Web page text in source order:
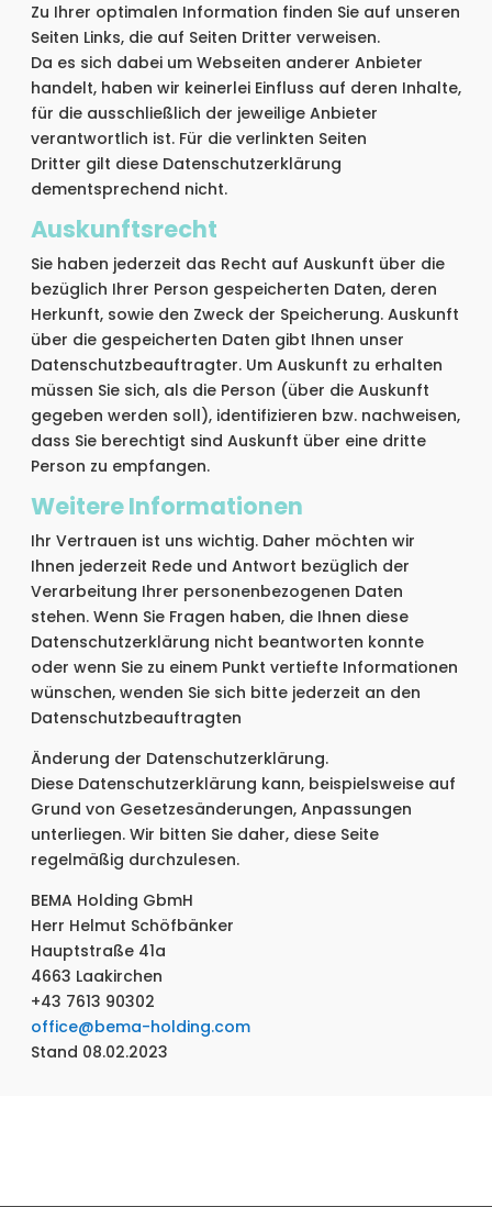
Zu Ihrer optimalen Information finden Sie auf unseren
Seiten Links, die auf Seiten Dritter verweisen.
Da es sich dabei um Webseiten anderer Anbieter
handelt, haben wir keinerlei Einfluss auf deren Inhalte,
für die ausschließlich der jeweilige Anbieter
verantwortlich ist. Für die verlinkten Seiten
Dritter gilt diese Datenschutzerklärung
dementsprechend nicht.
Auskunftsrecht
Sie haben jederzeit das Recht auf Auskunft über die
bezüglich Ihrer Person gespeicherten Daten, deren
Herkunft, sowie den Zweck der Speicherung. Auskunft
über die gespeicherten Daten gibt Ihnen unser
Datenschutzbeauftragter. Um Auskunft zu erhalten
müssen Sie sich, als die Person (über die Auskunft
gegeben werden soll), identifizieren bzw. nachweisen,
dass Sie berechtigt sind Auskunft über eine dritte
Person zu empfangen.
Weitere Informationen
Ihr Vertrauen ist uns wichtig. Daher möchten wir
Ihnen jederzeit Rede und Antwort bezüglich der
Verarbeitung Ihrer personenbezogenen Daten
stehen. Wenn Sie Fragen haben, die Ihnen diese
Datenschutzerklärung nicht beantworten konnte
oder wenn Sie zu einem Punkt vertiefte Informationen
wünschen, wenden Sie sich bitte jederzeit an den
Datenschutzbeauftragten
Änderung der Datenschutzerklärung.
Diese Datenschutzerklärung kann, beispielsweise auf
Grund von Gesetzesänderungen, Anpassungen
unterliegen. Wir bitten Sie daher, diese Seite
regelmäßig durchzulesen.
BEMA Holding GbmH
Herr Helmut Schöfbänker
Hauptstraße 41a
4663 Laakirchen
+43 7613 90302
office@bema-holding.com
Stand 08.02.2023